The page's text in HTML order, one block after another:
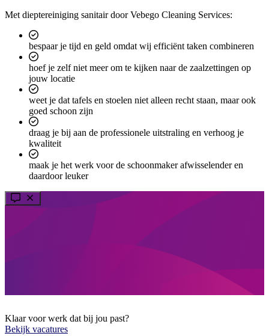
Met dieptereiniging sanitair door Vebego Cleaning Services:
bespaar je tijd en geld omdat wij efficiënt taken combineren
hoef je zelf niet meer om te kijken naar de zaalzettingen op
jouw locatie
weet je dat tafels en stoelen niet alleen recht staan, maar ook
goed schoon zijn
draag je bij aan de professionele uitstraling en verhoog je
kwaliteit
maak je het werk voor de schoonmaker afwisselender en
daardoor leuker
Klaar voor werk dat bij jou past?
Bekijk vacatures